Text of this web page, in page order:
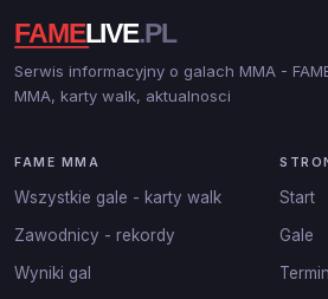
Serwis informacyjny o galach MMA -
MMA, karty walk, aktualnosci
FAME MMA
Wszystkie gale - karty walk
Zawodnicy - rekordy
Wyniki gal
Start
Gale